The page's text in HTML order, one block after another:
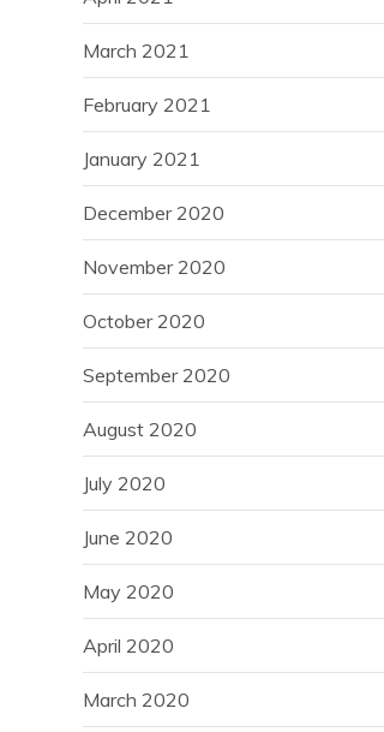
March 2021
February 2021
January 2021
December 2020
November 2020
October 2020
September 2020
August 2020
July 2020
June 2020
May 2020
April 2020
March 2020